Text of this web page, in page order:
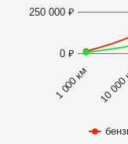
1 000 км 10
0 ₽
250 000 ₽